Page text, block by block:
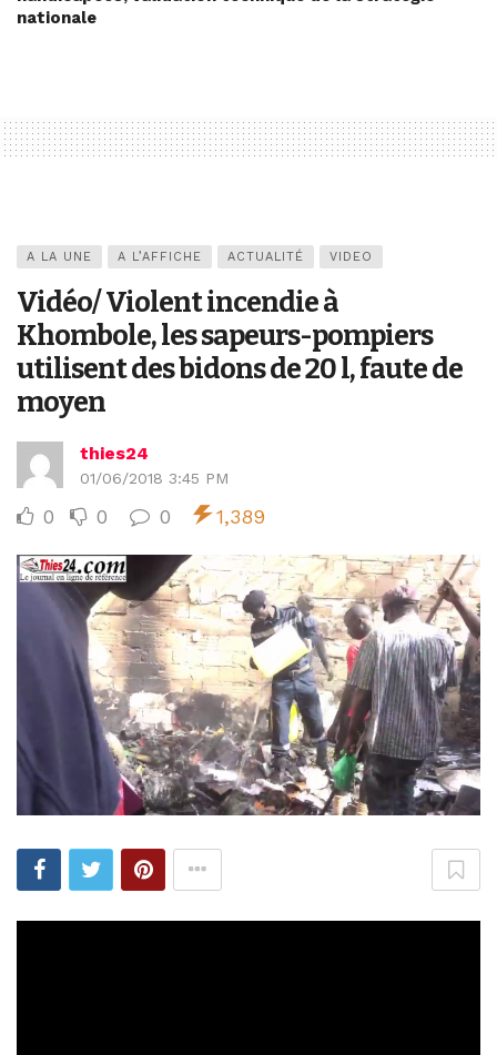
nationale
A LA UNE A L’AFFICHE ACTUALITÉ VIDEO
Vidéo/ Violent incendie à
Khombole, les sapeurs-pompiers
utilisent des bidons de 20 l, faute de
moyen
thies24
01/06/2018 3:45 PM
0 0 0 1,389